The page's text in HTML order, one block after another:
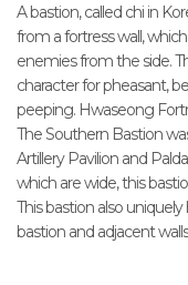
A bastion, called chi in
from a fortress wall,
enemies from the side.
character for pheasant,
peeping. Hwaseong
The Southern Bastion
Artillery Pavilion and
which are wide, this
This bastion also
bastion and adjacent